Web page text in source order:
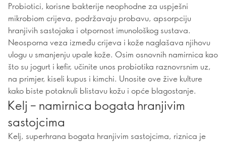
Probiotici, korisne bakterije neophodne za uspješni
mikrobiom crijeva, podržavaju probavu, apsorpciju
hranjivih sastojaka i otpornost imunološkog sustava.
Neosporna veza između crijeva i kože naglašava njihovu
ulogu u smanjenju upale kože. Osim osnovnih namirnica kao
što su jogurt i kefir, učinite unos probiotika raznovrsnim uz,
na primjer, kiseli kupus i kimchi. Unosite ove žive kulture
kako biste potaknuli blistavu kožu i opće blagostanje.
Kelj – namirnica bogata hranjivim
sastojcima
Kelj, superhrana bogata hranjivim sastojcima, riznica je